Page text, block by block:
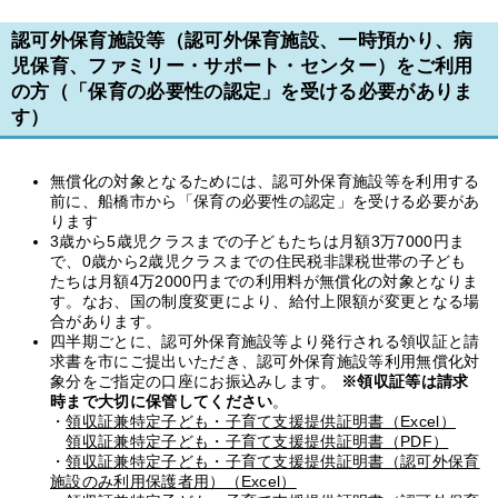
認可外保育施設等（認可外保育施設、一時預かり、病
児保育、ファミリー・サポート・センター）をご利用
の方（「保育の必要性の認定」を受ける必要がありま
す）
無償化の対象となるためには、認可外保育施設等を利用する
前に、船橋市から「保育の必要性の認定」を受ける必要があ
ります
3歳から5歳児クラスまでの子どもたちは月額3万7000円ま
で、0歳から2歳児クラスまでの住民税非課税世帯の子ども
たちは月額4万2000円までの利用料が無償化の対象となりま
す。なお、国の制度変更により、給付上限額が変更となる場
合があります。
四半期ごとに、認可外保育施設等より発行される領収証と請
求書を市にご提出いただき、認可外保育施設等利用無償化対
象分をご指定の口座にお振込みします。
※領収証等は請求
時まで大切に保管してください。
・領収証兼特定子ども・子育て支援提供証明書（Excel）
領収証兼特定子ども・子育て支援提供証明書（PDF）
・領収証兼特定子ども・子育て支援提供証明書（認可外保育
施設のみ利用保護者用）（Excel）